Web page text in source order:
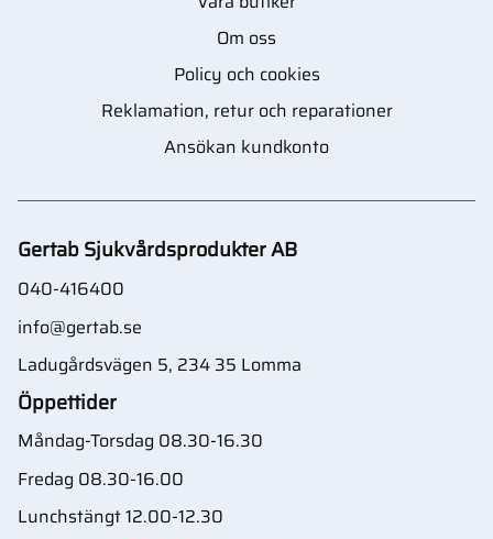
Om oss
Policy och cookies
Reklamation, retur och reparationer
Ansökan kundkonto
Gertab Sjukvårdsprodukter AB
040-416400
info@gertab.se
Ladugårdsvägen 5, 234 35 Lomma
Öppettider
Måndag-Torsdag 08.30-16.30
Fredag 08.30-16.00
Lunchstängt 12.00-12.30